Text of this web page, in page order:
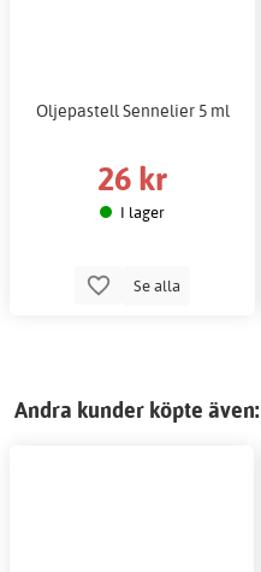
Oljepastell Sennelier 5 ml
26 kr
I lager
Se alla
Andra kunder köpte även: